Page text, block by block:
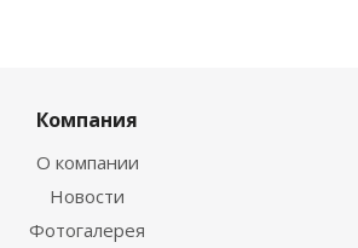
Компания
О компании
Новости
Фотогалерея